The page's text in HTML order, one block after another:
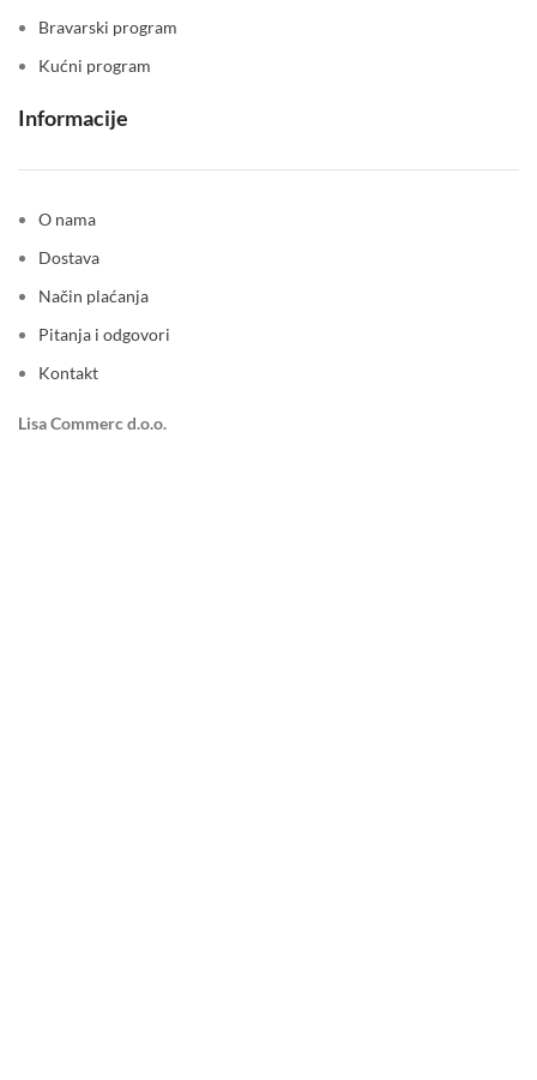
Bravarski program
Kućni program
Informacije
O nama
Dostava
Način plaćanja
Pitanja i odgovori
Kontakt
Lisa Commerc d.o.o.